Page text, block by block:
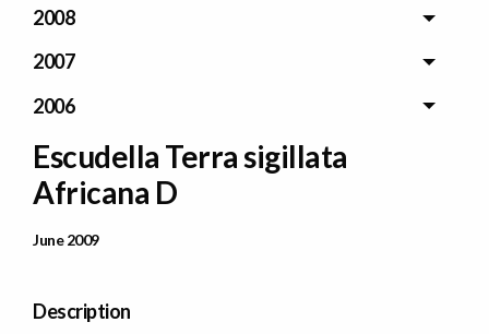
2008
2007
2006
Escudella Terra sigillata
Africana D
Data Publicació
June 2009
Description